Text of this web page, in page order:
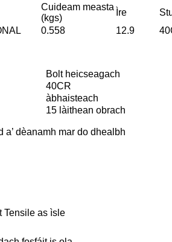
Cuideam measta
(kgs)
Ìre
0.558 12.9
Bolt heicseagach
40CR
àbhaisteach
15 làithean obrach
a’ dèanamh mar do dhealbh
Tensile as ìsle